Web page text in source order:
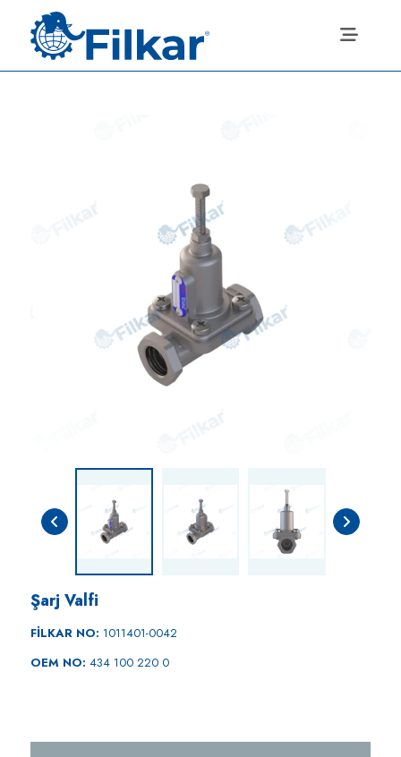
Şarj Valfi
FİLKAR NO: 1011401-0042
OEM NO: 434 100 220 0